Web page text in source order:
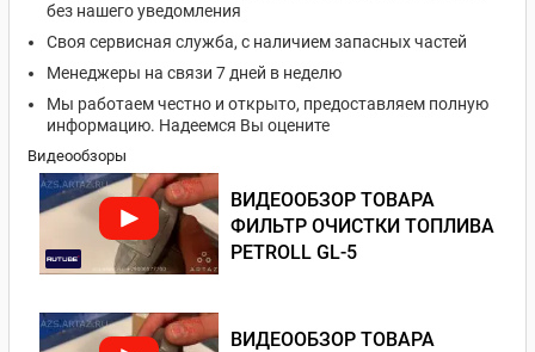
без нашего уведомления
Своя сервисная служба, с наличием запасных частей
Менеджеры на связи 7 дней в неделю
Мы работаем честно и открыто, предоставляем полную
информацию. Надеемся Вы оцените
Видеообзоры
ВИДЕООБЗОР ТОВАРА
ФИЛЬТР ОЧИСТКИ ТОПЛИВА
PETROLL GL-5
ВИДЕООБЗОР ТОВАРА